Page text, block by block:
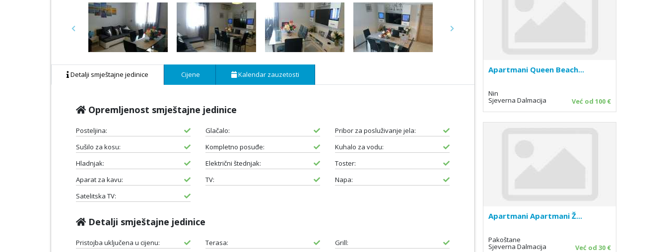
Previous Next
Detalji smještajne jedinice Cijene Kalendar zauzetosti
Opremljenost smještajne jedinice
Posteljina: Glačalo:
Pribor za posluživanje jela:
Sušilo za kosu:
Kompletno posuđe:
Kuhalo za vodu:
Hladnjak:
Električni štednjak:
Toster:
Aparat za kavu:
TV:
Napa:
Satelitska TV:
Detalji smještajne jedinice
Pristojba uključena u cijenu: Terasa: Grill:
Apartmani Queen Beach...
Nin
Sjeverna Dalmacija Već od 100 €
Apartmani Apartmani Ž...
Pakoštane
Sjeverna Dalmacija Već od 30 €